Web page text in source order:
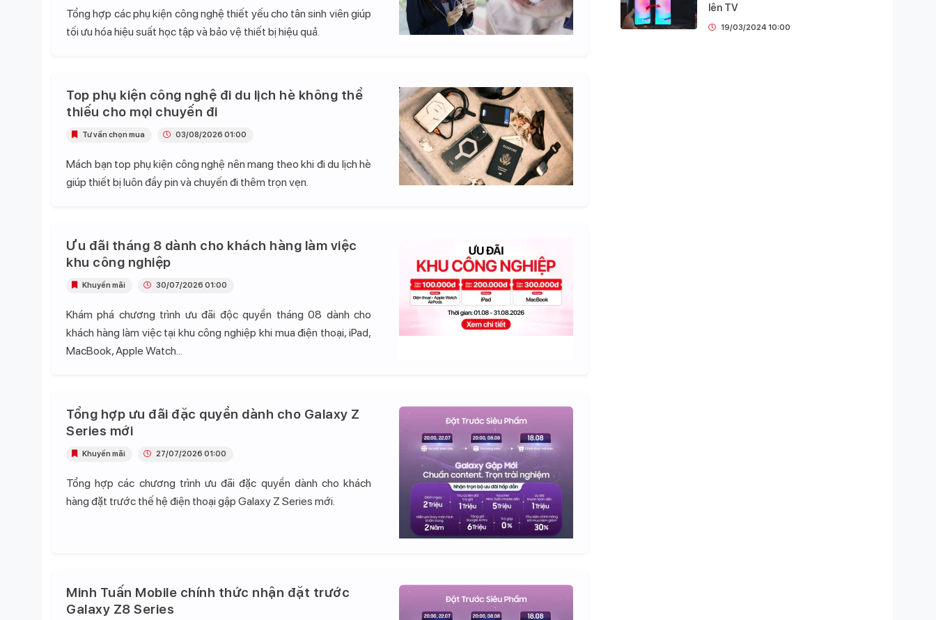
Tổng hợp các phụ kiện công nghệ thiết yếu cho tân sinh viên giúp
tối ưu hóa hiệu suất học tập và bảo vệ thiết bị hiệu quả.
Top phụ kiện công nghệ đi du lịch hè không thể
thiếu cho mọi chuyến đi
Mách bạn top phụ kiện công nghệ nên mang theo khi đi du lịch hè
giúp thiết bị luôn đầy pin và chuyến đi thêm trọn vẹn.
Tư vấn chọn mua 03/08/2026 01:00
Ưu đãi tháng 8 dành cho khách hàng làm việc
khu công nghiệp
Khám phá chương trình ưu đãi độc quyền tháng 08 dành cho
khách hàng làm việc tại khu công nghiệp khi mua điện thoại, iPad,
MacBook, Apple Watch...
Khuyến mãi 30/07/2026 01:00
Tổng hợp ưu đãi đặc quyền dành cho Galaxy Z
Series mới
Tổng hợp các chương trình ưu đãi đặc quyền dành cho khách
hàng đặt trước thế hệ điện thoại gập Galaxy Z Series mới.
Khuyến mãi 27/07/2026 01:00
Minh Tuấn Mobile chính thức nhận đặt trước
Galaxy Z8 Series
19/03/2024 10:00
lên TV